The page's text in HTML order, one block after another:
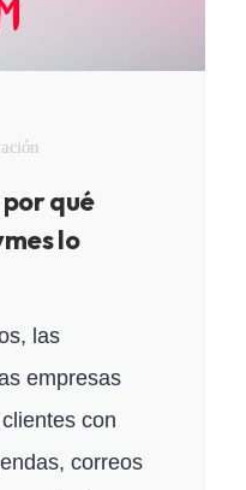
por qué
lo
las
empresas
con
correos